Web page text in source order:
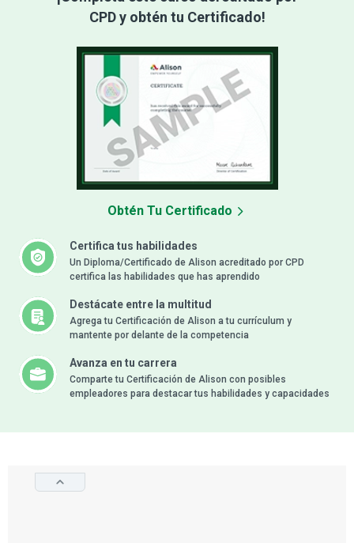
CPD y obtén tu Certificado!
Certifica tus habilidades
Un Diploma/Certificado de Alison acreditado por CPD
certifica las habilidades que has aprendido
Destácate entre la multitud
Agrega tu Certificación de Alison a tu currículum y
mantente por delante de la competencia
Avanza en tu carrera
Comparte tu Certificación de Alison con posibles
empleadores para destacar tus habilidades y capacidades
Obtén Tu Certificado